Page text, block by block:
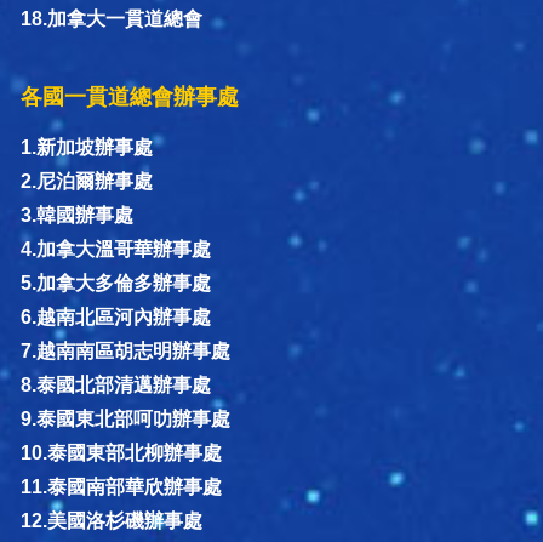
18.加拿大一貫道總會
各國一貫道總會辦事處
1.新加坡辦事處
2.尼泊爾辦事處
3.韓國辦事處
4.加拿大溫哥華辦事處
5.加拿大多倫多辦事處
6.越南北區河內辦事處
7.越南南區胡志明辦事處
8.泰國北部清邁辦事處
9.泰國東北部呵叻辦事處
10.泰國東部北柳辦事處
11.泰國南部華欣辦事處
12.美國洛杉磯辦事處